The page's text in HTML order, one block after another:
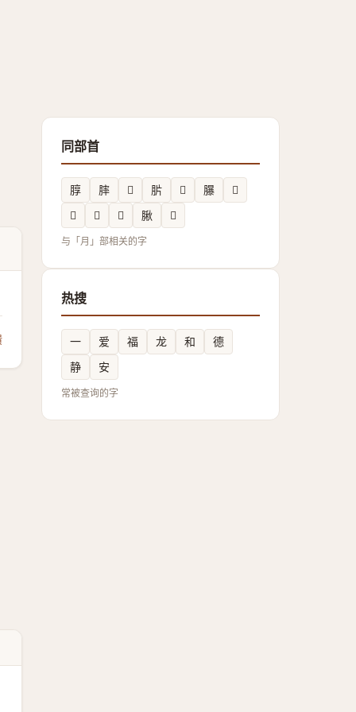
同部首
朜 膟 𣍥 䏒 𦜾 𦢊
𣍠
𦚎
𬛛 𣎌 䐐 𦞽
与「月」部相关的字
热搜
一 爱 福 龙 和
德
静
安
常被查询的字